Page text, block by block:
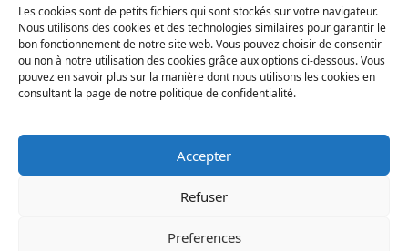
Les cookies sont de petits fichiers qui sont stockés sur votre navigateur.
Nous utilisons des cookies et des technologies similaires pour garantir le
bon fonctionnement de notre site web. Vous pouvez choisir de consentir
ou non à notre utilisation des cookies grâce aux options ci-dessous. Vous
pouvez en savoir plus sur la manière dont nous utilisons les cookies en
consultant la page de notre politique de confidentialité.
Accepter
Refuser
Preferences
Inscrivez-vous
à notre newsletter
Le Bégonia d’Or 2024
Création par